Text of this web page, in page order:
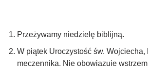
Przeżywamy niedzielę biblijną.
W piątek Uroczystość św. Wojciecha,
męczennika. Nie obowiązuje